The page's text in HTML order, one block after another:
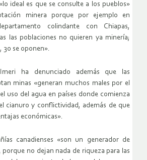
ideal es que se consulte a los pueblos»
minera porque por ejemplo en
colindante con Chiapas,
las poblaciones no quieren ya minería;
30 se oponen».
ha denunciado además que las
minas «generan muchos males por el
uso del agua en países donde comienza
cianuro y conflictividad, además de que
económicas».
canadienses «son un generador de
no dejan nada de riqueza para las